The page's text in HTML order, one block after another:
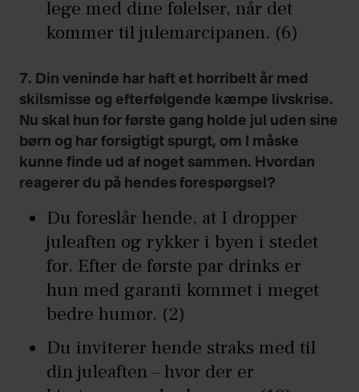
lege med dine følelser, når det
kommer til julemarcipanen. (6)
7. Din veninde har haft et horribelt år med
skilsmisse og efterfølgende kæmpe livskrise.
Nu skal hun for første gang holde jul uden sine
børn og har forsigtigt spurgt, om I måske
kunne finde ud af noget sammen. Hvordan
reagerer du på hendes forespørgsel?
Du foreslår hende, at I dropper
juleaften og rykker i byen i stedet
for. Efter de første par drinks er
hun med garanti kommet i meget
bedre humør. (2)
Du inviterer hende straks med til
din juleaften – hvor der er